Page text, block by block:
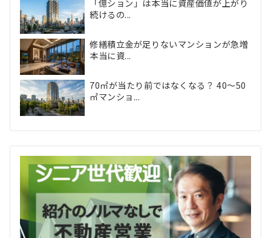
「億ション」は本当に資産価値が上がり
続けるの...
修繕積立金が足りないマンションが急増
本当に資...
70㎡が当たり前ではなくなる？ 40〜50
㎡マンショ...